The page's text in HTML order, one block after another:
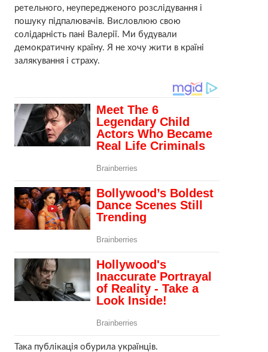
ретельного, неупередженого розслідування і
пошуку підпалювачів. Висловлюю свою
солідарність пані Валерії. Ми будували
демократичну країну. Я не хочу жити в країні
залякування і страху.
Така публікація обурила українців.